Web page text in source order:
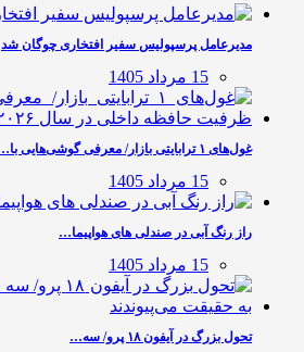
مدیرعامل پرسپولیس سفیر افتخاری چوگان شد
15 مرداد 1405
غول‌های ۱ ترابایتی بازار/ معرفی گوشی‌هایی با…
15 مرداد 1405
راز رنگ آبی در صندلی های هواپیما…
15 مرداد 1405
تحول بزرگ در آیفون ۱۸ پرو/ سه…